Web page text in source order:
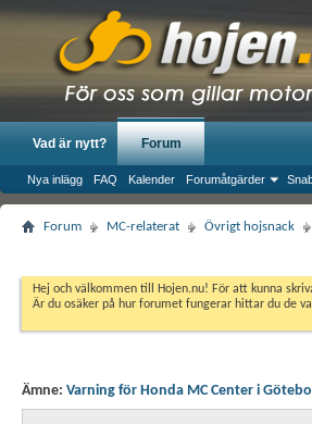
Vad är nytt? Forum
Nya inlägg FAQ Kalender Forumåtgärder
Forum MC-relaterat Övrigt hojsnack
Hej och välkommen till Hojen.nu! För att kunna
Är du osäker på hur forumet fungerar hittar du de
Ämne: Varning för Honda MC Center i